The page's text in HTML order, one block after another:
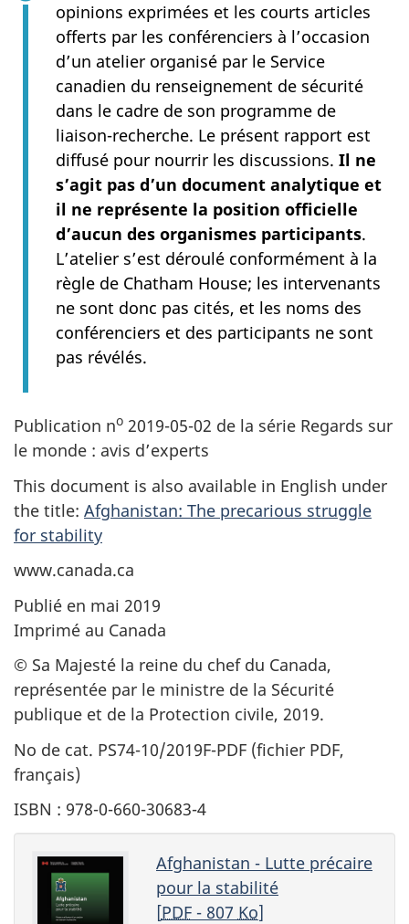
opinions exprimées et les courts articles
offerts par les conférenciers à l’occasion
d’un atelier organisé par le Service
canadien du renseignement de sécurité
dans le cadre de son programme de
liaison-recherche. Le présent rapport est
diffusé pour nourrir les discussions. Il ne
s’agit pas d’un document analytique et
il ne représente la position officielle
d’aucun des organismes participants.
L’atelier s’est déroulé conformément à la
règle de Chatham House; les intervenants
ne sont donc pas cités, et les noms des
conférenciers et des participants ne sont
pas révélés.
Publication no 2019-05-02 de la série Regards sur
le monde : avis d’experts
This document is also available in English under
the title: Afghanistan: The precarious struggle
for stability
www.canada.ca
Publié en mai 2019
Imprimé au Canada
© Sa Majesté la reine du chef du Canada,
représentée par le ministre de la Sécurité
publique et de la Protection civile, 2019.
No de cat. PS74-10/2019F-PDF (fichier PDF,
français)
ISBN : 978-0-660-30683-4
Afghanistan - Lutte précaire
pour la stabilité
[PDF- 807 Ko]